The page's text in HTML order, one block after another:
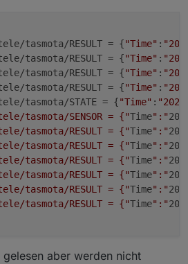
tasmota/RESULT = {"Time" :
tasmota/RESULT = {"Time" :
tasmota/RESULT = {"Time" :
tasmota/RESULT = {"Time" :
tasmota/STATE = {"Time" :
tasmota/SENSOR = {"Time":"
tasmota/RESULT = {"Time":"
tasmota/RESULT = {"Time":"
tasmota/RESULT = {"Time":"
tasmota/RESULT = {"Time":"
tasmota/RESULT = {"Time":"
tasmota/RESULT = {"Time":"
aber werden nicht